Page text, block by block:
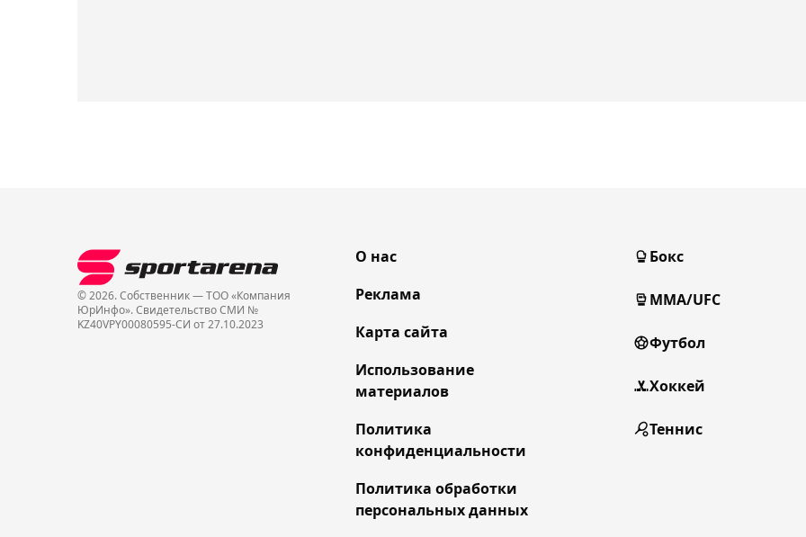
© 2026. Собственник — ТОО «Компания
ЮрИнфо». Cвидетельство СМИ №
KZ40VPY00080595-СИ от 27.10.2023
О нас
Реклама
Карта сайта
Использование
материалов
Политика
конфиденциальности
Политика обработки
персональных данных
Бокс
MMA/UFC
Футбол
Хоккей
Теннис